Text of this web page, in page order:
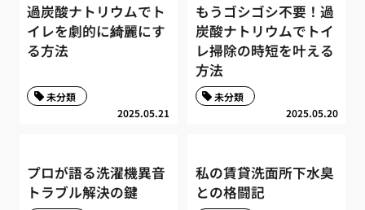
過炭酸ナトリウムでト
イレを劇的に綺麗にす
る方法
2025.05.21
未分類
もうゴシゴシ不要！過
炭酸ナトリウムでトイ
レ掃除の時短を叶える
方法
2025.05.20
未分類
プロが語る洗濯機異音
トラブル解決の鍵
私の賃貸洗面所下水臭
との格闘記